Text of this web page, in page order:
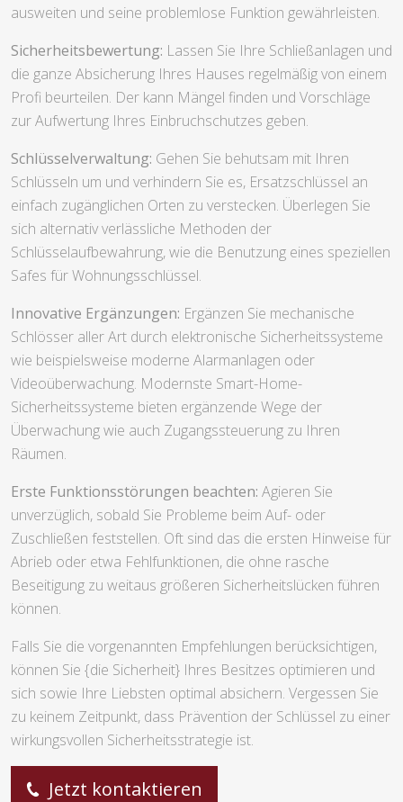
ausweiten und seine problemlose Funktion gewährleisten.
Sicherheitsbewertung: Lassen Sie Ihre Schließanlagen und
die ganze Absicherung Ihres Hauses regelmäßig von einem
Profi beurteilen. Der kann Mängel finden und Vorschläge
zur Aufwertung Ihres Einbruchschutzes geben.
Schlüsselverwaltung: Gehen Sie behutsam mit Ihren
Schlüsseln um und verhindern Sie es, Ersatzschlüssel an
einfach zugänglichen Orten zu verstecken. Überlegen Sie
sich alternativ verlässliche Methoden der
Schlüsselaufbewahrung, wie die Benutzung eines speziellen
Safes für Wohnungsschlüssel.
Innovative Ergänzungen: Ergänzen Sie mechanische
Schlösser aller Art durch elektronische Sicherheitssysteme
wie beispielsweise moderne Alarmanlagen oder
Videoüberwachung. Modernste Smart-Home-
Sicherheitssysteme bieten ergänzende Wege der
Überwachung wie auch Zugangssteuerung zu Ihren
Räumen.
Erste Funktionsstörungen beachten: Agieren Sie
unverzüglich, sobald Sie Probleme beim Auf- oder
Zuschließen feststellen. Oft sind das die ersten Hinweise für
Abrieb oder etwa Fehlfunktionen, die ohne rasche
Beseitigung zu weitaus größeren Sicherheitslücken führen
können.
Falls Sie die vorgenannten Empfehlungen berücksichtigen,
können Sie {die Sicherheit} Ihres Besitzes optimieren und
sich sowie Ihre Liebsten optimal absichern. Vergessen Sie
zu keinem Zeitpunkt, dass Prävention der Schlüssel zu einer
wirkungsvollen Sicherheitsstrategie ist.
Jetzt kontaktieren